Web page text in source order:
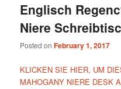
Englisch
Niere
Posted onFebruary 1, 2017
KLICKEN SIE HIER, UM
MAHOGANY NIERE DESK